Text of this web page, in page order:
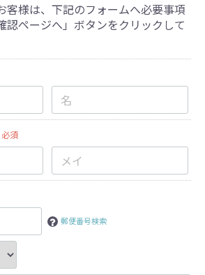
客様は、下記のフォームへ必要事項
認ページへ」ボタンをクリックして
必須
郵便番号検索